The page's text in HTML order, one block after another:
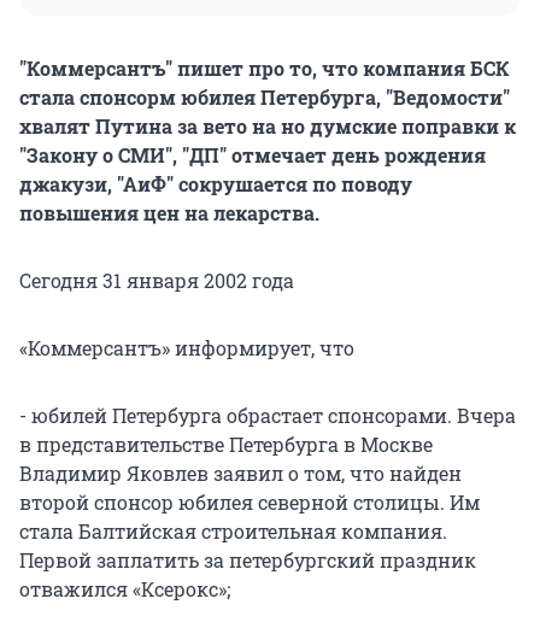
"Коммерсантъ" пишет про то, что компания БСК
стала спонсорм юбилея Петербурга, "Ведомости"
хвалят Путина за вето на но думские поправки к
"Закону о СМИ", "ДП" отмечает день рождения
джакузи, "АиФ" сокрушается по поводу
повышения цен на лекарства.
Сегодня 31 января 2002 года
«Коммерсантъ» информирует, что
- юбилей Петербурга обрастает спонсорами. Вчера
в представительстве Петербурга в Москве
Владимир Яковлев заявил о том, что найден
второй спонсор юбилея северной столицы. Им
стала Балтийская строительная компания.
Первой заплатить за петербургский праздник
отважился «Ксерокс»;